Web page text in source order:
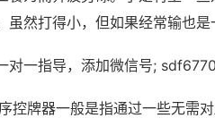
然打得小，但如果经常输也是
一指导，添加微信号; sdf6770
控牌器一般是指通过一些无需